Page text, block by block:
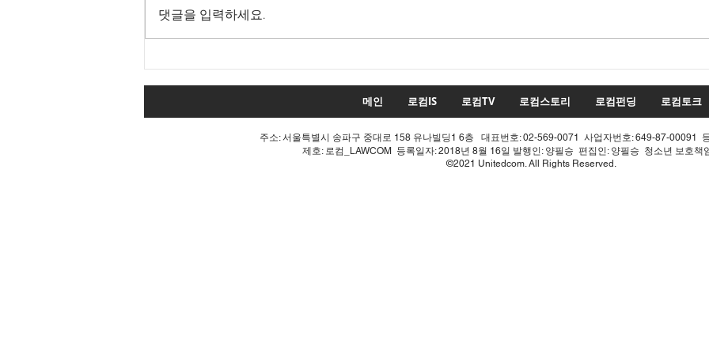
내 표가 도둑맞았다는 분노, 올
공 불꽃!
투표율 조작 모의 선관위! 인
적 쇄신으론 어림없다!
댓글을 입력하세요.
메인 로컴IS 로컴TV 로컴스토리 로컴펀딩 로컴토크
주소: 서울특별시 송파구 중대로 158 유나빌딩1 6층 대표번호: 02-569-0071 사업자번호: 649-87-00091
제호: 로컴_LAWCOM 등록일자: 2018년 8월 16일 발행인: 양필승 편집인: 양필승 청소년 보호
©2021 Unitedcom. All Rights Reserved.